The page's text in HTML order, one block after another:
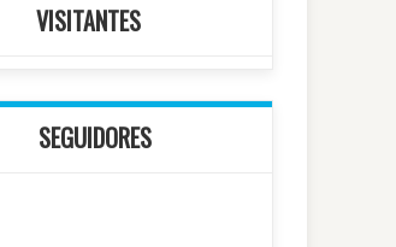
VISITANTES
SEGUIDORES